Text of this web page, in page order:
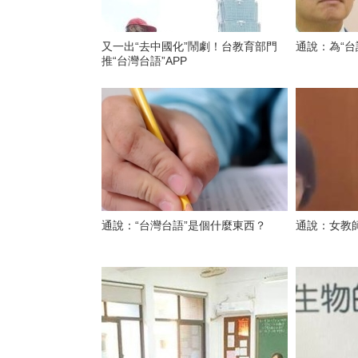
又一出“去中國化”鬧劇！台教育部門
推“台灣台語”APP
通說：為“
通說：“台灣台語”是個什麼東西？ 通說：女教